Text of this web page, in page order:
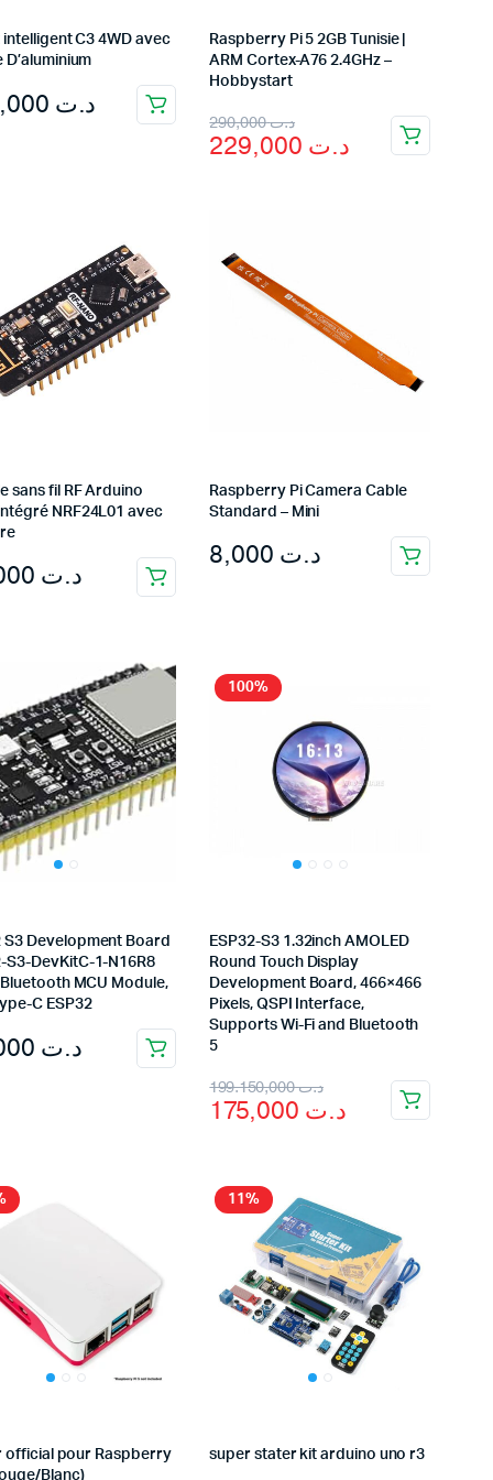
intelligent C3 4WD avec
D’aluminium
د.ت
Raspberry Pi 5 2GB Tunisie |
ARM Cortex-A76 2.4GHz –
Hobbystart
د.ت290,000
Original
price
د.ت
Current
price
sans fil RF Arduino
NRF24L01 avec
د.ت
Raspberry Pi Camera Cable
Standard – Mini
د.ت
S3 Development Board
S3-DevKitC-1-N16R8
Bluetooth MCU Module,
C ESP32
د.ت
100%
ESP32-S3 1.32inch AMOLED
Round Touch Display
Development Board, 466×466
Pixels, QSPI Interface,
Supports Wi-Fi and Bluetooth
5
د.ت199.150,000
Original
price
د.ت
Current
price
official pour Raspberry
Blanc)
11%
super stater kit arduino uno r3